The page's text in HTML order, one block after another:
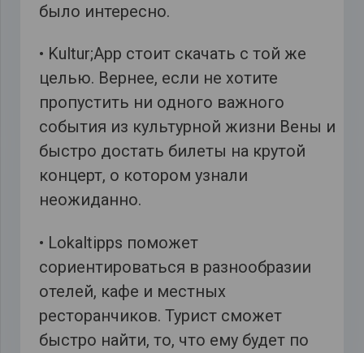
было интересно.
• Kultur;App стоит скачать с той же
целью. Вернее, если не хотите
пропустить ни одного важного
события из культурной жизни Вены и
быстро достать билеты на крутой
концерт, о котором узнали
неожиданно.
• Lokaltipps поможет
сориентироваться в разнообразии
отелей, кафе и местных
ресторанчиков. Турист сможет
быстро найти, то, что ему будет по